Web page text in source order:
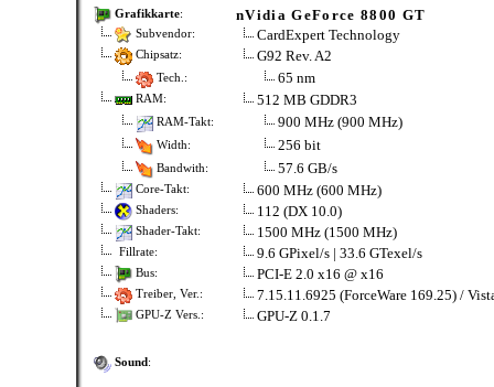
Grafikkarte: nVidia GeForce 8800 GT
Subvendor: CardExpert Technology
Chipsatz: G92 Rev. A2
Tech.: 65 nm
RAM: 512 MB GDDR3
RAM-Takt: 900 MHz (900 MHz)
Width: 256 bit
Bandwith: 57.6 GB/s
Core-Takt: 600 MHz (600 MHz)
Shaders: 112 (DX 10.0)
Shader-Takt: 1500 MHz (1500 MHz)
Fillrate: 9.6 GPixel/s | 33.6 GTexel/s
Bus: PCI-E 2.0 x16 @ x16
Treiber, Ver.: 7.15.11.6925 (ForceWare 169.25) /
GPU-Z Vers.: GPU-Z 0.1.7
Sound: